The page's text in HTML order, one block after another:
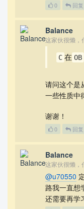
0 回复
Balance
这家伙很懒，
C 在 OB
请问这个是
一些性质中
谢谢！
0 回复
Balance
这家伙很懒，
@u70550
路我一直想
还需要再学